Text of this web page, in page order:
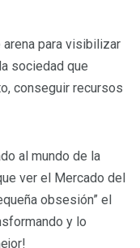
para visibilizar
sociedad que
conseguir recursos
al mundo de la
ver el Mercado del
obsesión” el
y lo